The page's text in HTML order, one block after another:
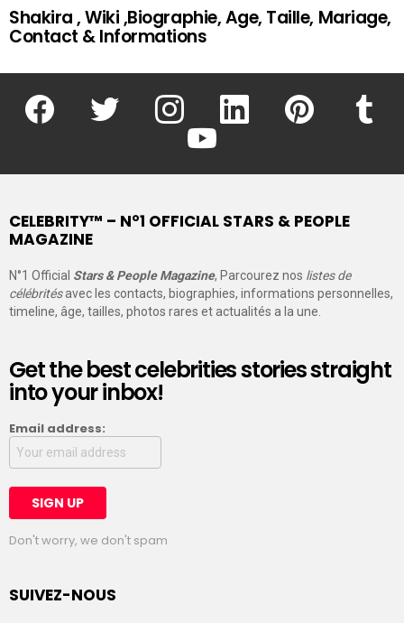
Shakira , Wiki ,Biographie, Age, Taille, Mariage,
Contact & Informations
facebook twitter instagram linkedin pinterest
youtube
CELEBRITY™ – N°1 OFFICIAL STARS & PEOPLE
MAGAZINE
N°1 Official Stars & People Magazine, Parcourez nos listes de
célébritésavec les contacts, biographies, informations personnelles,
timeline, âge, tailles, photos rares et actualités a la une.
Get the best celebrities stories straight
into your inbox!
Email address:
Don't worry, we don't spam
SUIVEZ-NOUS